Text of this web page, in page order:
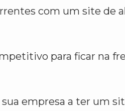
com um site de
para ficar na
empresa a ter um